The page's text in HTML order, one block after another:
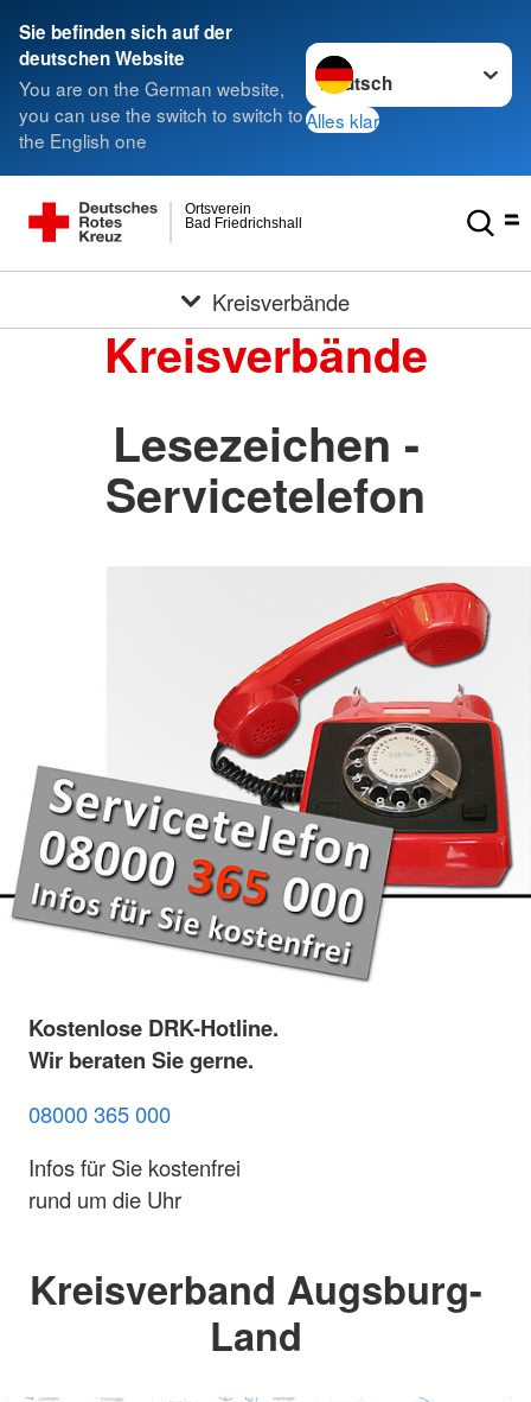
Sie befinden sich auf der
deutschen Website
You are on the German website,
you can use the switch to switch to
the English one
Sprache wechseln zu
Alles klar
Bad Friedrichshall
Ortsverein
Kreisverbände
Kreisverbände
Lesezeichen -
Servicetelefon
Kostenlose DRK-Hotline.
Wir beraten Sie gerne.
08000 365 000
Infos für Sie kostenfrei
rund um die Uhr
Kreisverband Augsburg-
Land